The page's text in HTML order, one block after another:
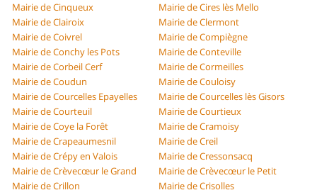
Mairie de Cinqueux
Mairie de Cires lès Mello
Mairie de Clairoix
Mairie de Clermont
Mairie de Coivrel
Mairie de Compiègne
Mairie de Conchy les Pots
Mairie de Conteville
Mairie de Corbeil Cerf
Mairie de Cormeilles
Mairie de Coudun
Mairie de Couloisy
Mairie de Courcelles Epayelles
Mairie de Courcelles lès Gisors
Mairie de Courteuil
Mairie de Courtieux
Mairie de Coye la Forêt
Mairie de Cramoisy
Mairie de Crapeaumesnil
Mairie de Creil
Mairie de Crépy en Valois
Mairie de Cressonsacq
Mairie de Crèvecœur le Grand
Mairie de Crèvecœur le Petit
Mairie de Crillon
Mairie de Crisolles